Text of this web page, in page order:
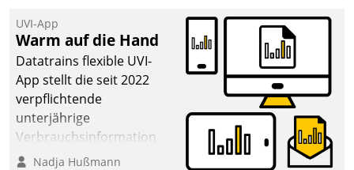
UVI-App
Warm auf die Hand
Datatrains flexible UVI-
App stellt die seit 2022
verpflichtende
unterjährige
Verbrauchsinformation
schnell, zuverlässig und
Nadja Hußmann